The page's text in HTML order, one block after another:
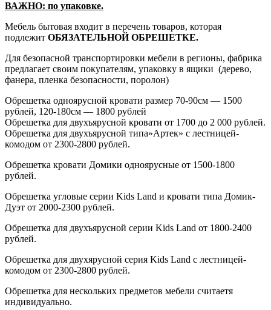
ВАЖНО: по упаковке.
Мебель бытовая входит в перечень товаров, которая
подлежит ОБЯЗАТЕЛЬНОЙ ОБРЕШЕТКЕ.
Для безопасной транспортировки мебели в регионы, фабрика
предлагает своим покупателям, упаковку в ящики (дерево,
фанера, пленка безопасности, поролон)
Обрешетка одноярусной кровати размер 70-90см — 1500
рублей, 120-180см — 1800 рублей
Обрешетка для двухъярусной кровати от 1700 до 2 000 рублей.
Обрешетка для двухъярусной типа»Артек» с лестницей-
комодом от 2300-2800 рублей.
Обрешетка кровати Домики одноярусные от 1500-1800
рублей.
Обрешетка угловые серии Kids Land и кровати типа Домик-
Дуэт от 2000-2300 рублей.
Обрешетка для двухъярусной серии Kids Land от 1800-2400
рублей.
Обрешетка для двухярусной серия Kids Land с лестницей-
комодом от 2300-2800 рублей.
Обрешетка для нескольких предметов мебели считаетя
индивидуально.